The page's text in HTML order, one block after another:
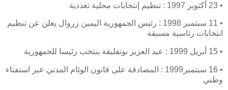
• 23 أكتوبر 1997 : تنظيم إنتخابات محلية تعددية
• 11 سبتمبر 1998 : رئيس الجمهورية اليمين زروال يعلن عن تنظيم
انتخابات رئاسية مسبقة
• 15 أبريل 1999 : عبد العزيز بوتفليقة ينتخب رئيسا للجمهورية
• 16 سبتمبر1999 : المصادقة على قانون الوئام المدني عبر استفتاء
وطني